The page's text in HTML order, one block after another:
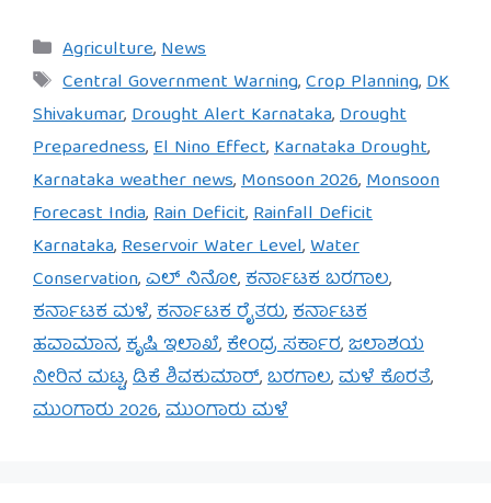
Categories
Agriculture,News
Tags
Central Government Warning,Crop Planning,DK
Shivakumar,Drought Alert Karnataka,Drought
Preparedness,El Nino Effect,Karnataka Drought,
Karnataka weather news,Monsoon 2026,Monsoon
Forecast India,Rain Deficit,Rainfall Deficit
Karnataka,Reservoir Water Level,Water
Conservation,ಎಲ್ ನಿನೋ,ಕರ್ನಾಟಕ ಬರಗಾಲ,
ಕರ್ನಾಟಕ ಮಳೆ,ಕರ್ನಾಟಕ ರೈತರು,ಕರ್ನಾಟಕ
ಹವಾಮಾನ,ಕೃಷಿ ಇಲಾಖೆ,ಕೇಂದ್ರ ಸರ್ಕಾರ,ಜಲಾಶಯ
ನೀರಿನ ಮಟ್ಟ,ಡಿಕೆ ಶಿವಕುಮಾರ್,ಬರಗಾಲ,ಮಳೆ ಕೊರತೆ,
ಮುಂಗಾರು 2026,ಮುಂಗಾರು ಮಳೆ